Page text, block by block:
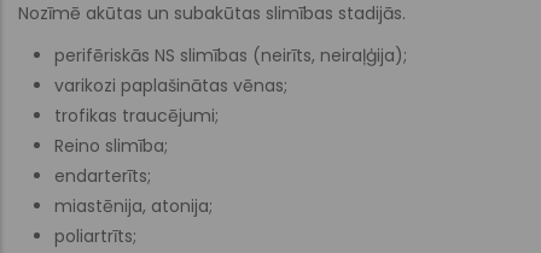
Nozīmē akūtas un subakūtas slimības stadijās.
perifēriskās NS slimības (neirīts, neiraļģija);
varikozi paplašinātas vēnas;
trofikas traucējumi;
Reino slimība;
endarterīts;
miastēnija, atonija;
poliartrīts;